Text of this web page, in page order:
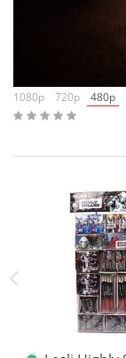
1080p
720p 480p